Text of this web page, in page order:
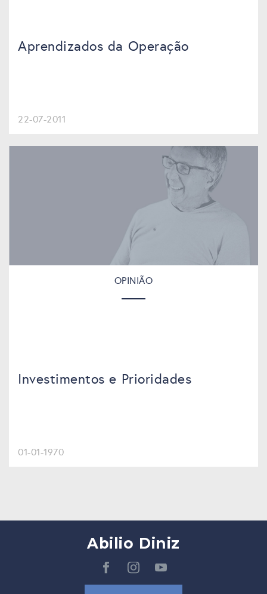
Aprendizados da Operação
22-07-2011
OPINIÃO
Investimentos e Prioridades
01-01-1970
Abilio Diniz